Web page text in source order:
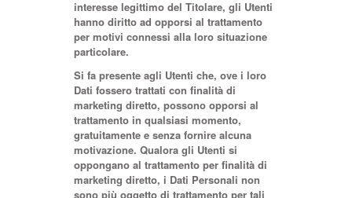
interesse legittimo del Titolare, gli Utenti
hanno diritto ad opporsi al trattamento
per motivi connessi alla loro situazione
particolare.
Si fa presente agli Utenti che, ove i loro
Dati fossero trattati con finalità di
marketing diretto, possono opporsi al
trattamento in qualsiasi momento,
gratuitamente e senza fornire alcuna
motivazione. Qualora gli Utenti si
oppongano al trattamento per finalità di
marketing diretto, i Dati Personali non
sono più oggetto di trattamento per tali